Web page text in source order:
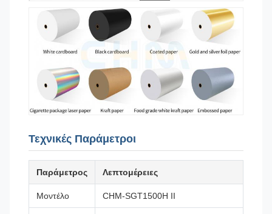
Τεχνικές Παράμετροι
Παράμετρος Λεπτομέρειες
Μοντέλο CHM-SGT1500H II